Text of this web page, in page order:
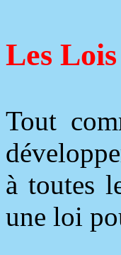
Les
Tout
à toutes
une loi